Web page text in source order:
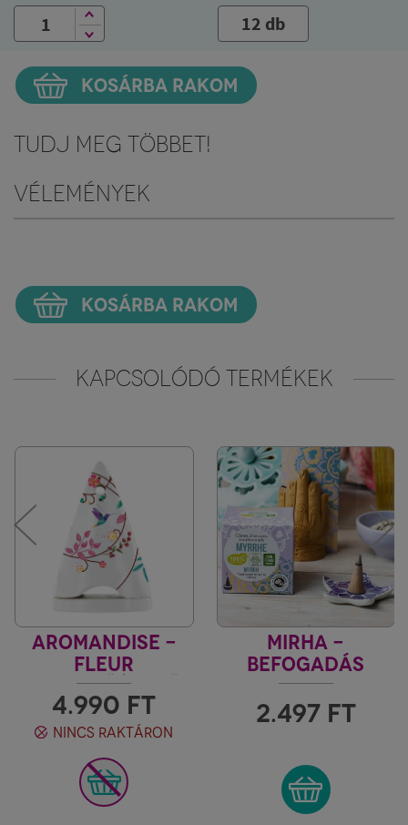
12 db
KOSÁRBA RAKOM
Tudj meg többet!
Vélemények
KOSÁRBA RAKOM
KAPCSOLÓDÓ TERMÉKEK
AROMANDISE -
FLEUR
FÜSTÖLŐÉGETŐ
KÚPHOZ, PORHOZ
4.990 FT
NINCS RAKTÁRON
MIRHA -
BEFOGADÁS
INDIA VILÁGA
2.497 FT